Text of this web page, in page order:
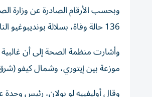
136 حالة وفاة، بسلالة بونديبوغيو النادرة من فيروس إيبولا، والتي لا لقاح أو علاج معتمداً لها.
موزعة بين إيتوري، وشمال كيفو